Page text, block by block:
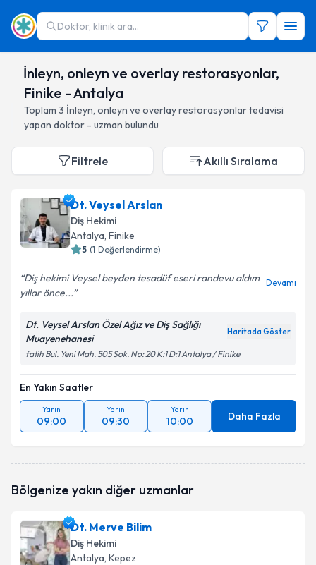
Doktor, klinik ara...
İnleyn, onleyn ve overlay restorasyonlar,
Finike - Antalya
Toplam 3 İnleyn, onleyn ve overlay restorasyonlartedavisi
yapan doktor - uzman bulundu
Filtrele Akıllı Sıralama
Dt. Veysel Arslan
Diş Hekimi
Antalya, Finike
5 (1 Değerlendirme)
Diş hekimi Veysel beyden tesadüf eseri randevu aldım
yıllar önce...
Devamı
Dt. Veysel Arslan Özel Ağız ve Diş Sağlığı
Muayenehanesi
Haritada Göster
fatih Bul. Yeni Mah. 505 Sok. No: 20 K:1 D:1 Antalya / Finike
En Yakın Saatler
Yarın
09:00
Yarın
09:30
Yarın
10:00 Daha Fazla
Bölgenize yakın diğer uzmanlar
Dt. Merve Bilim
Diş Hekimi
Antalya, Kepez